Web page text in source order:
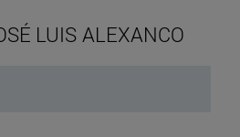
LUIS ALEXANCO